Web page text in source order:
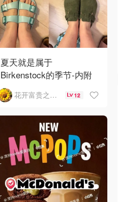
夏天就是属于
Birkenstock的季节-内附
如何选择
花开富贵之Mo个Mo 12